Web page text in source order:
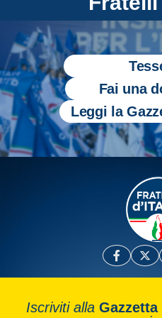
Fai una
Leggi la
Iscriviti alla